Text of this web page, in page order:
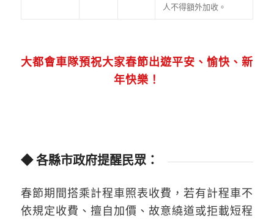
人不得額外加收。
大都會車隊預祝大家春節出遊平安、愉快、新
年快樂！
◆ 各縣市政府提醒民眾：
春節期間搭乘計程車照表收費，若有計程車不
依規定收費、擅自加價、故意繞道或拒載短程